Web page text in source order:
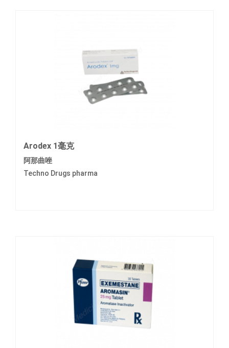
Arodex 1毫克
阿那曲唑
Techno Drugs pharma